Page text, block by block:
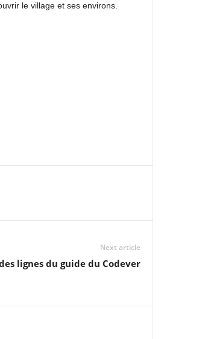
le village et ses environs.
Next article
lignes du guide du Codever